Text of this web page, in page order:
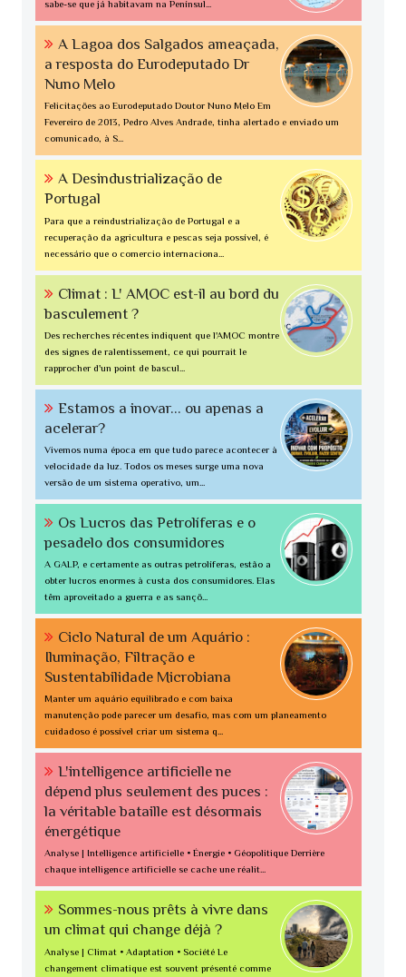
sabe-se que já habitavam na Penínsul...
A Lagoa dos Salgados ameaçada,
a resposta do Eurodeputado Dr
Nuno Melo
Felicitações ao Eurodeputado Doutor Nuno Melo Em
Fevereiro de 2013, Pedro Alves Andrade, tinha alertado e enviado um
comunicado, à S...
A Desindustrialização de
Portugal
Para que a reindustrialização de Portugal e a
recuperação da agricultura e pescas seja possível, é
necessário que o comercio internaciona...
Climat : L' AMOC est-il au bord du
basculement ?
Des recherches récentes indiquent que l'AMOC montre
des signes de ralentissement, ce qui pourrait le
rapprocher d'un point de bascul...
Estamos a inovar... ou apenas a
acelerar?
Vivemos numa época em que tudo parece acontecer à
velocidade da luz. Todos os meses surge uma nova
versão de um sistema operativo, um...
Os Lucros das Petrolíferas e o
pesadelo dos consumidores
A GALP, e certamente as outras petrolíferas, estão a
obter lucros enormes à custa dos consumidores. Elas
têm aproveitado a guerra e as sançõ...
Ciclo Natural de um Aquário :
Iluminação, Filtração e
Sustentabilidade Microbiana
Manter um aquário equilibrado e com baixa
manutenção pode parecer um desafio, mas com um planeamento
cuidadoso é possível criar um sistema q...
L'intelligence artificielle ne
dépend plus seulement des puces :
la véritable bataille est désormais
énergétique
Analyse | Intelligence artificielle • Énergie • Géopolitique Derrière
chaque intelligence artificielle se cache une réalit...
Sommes-nous prêts à vivre dans
un climat qui change déjà ?
Analyse | Climat • Adaptation • Société Le
changement climatique est souvent présenté comme